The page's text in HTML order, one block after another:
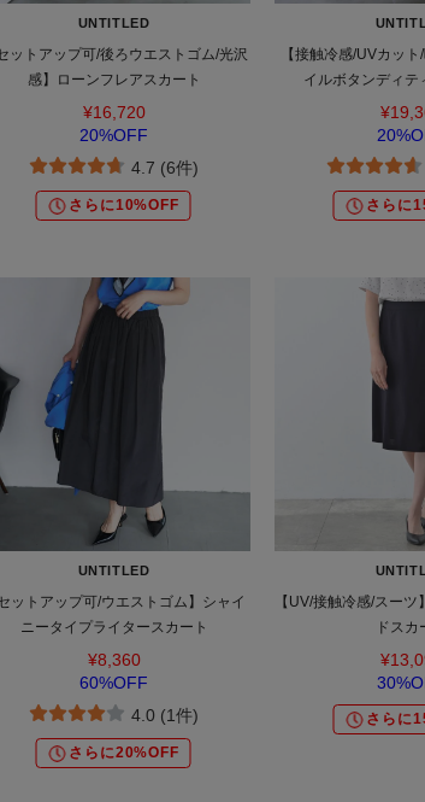
UNTITLED
ットアップ可/後ろウエストゴム/光沢
感】ローンフレアスカート
¥16,720
20%OFF
4.7 (6件)
さらに10%OFF
【接触冷感/UVカッ
イルボタンディテ
さらに
UNTITLED
セットアップ可/ウエストゴム】シャイ
ニータイプライタースカート
¥8,360
60%OFF
4.0 (1件)
さらに20%OFF
【UV/接触冷感/スー
ドスカ
さらに